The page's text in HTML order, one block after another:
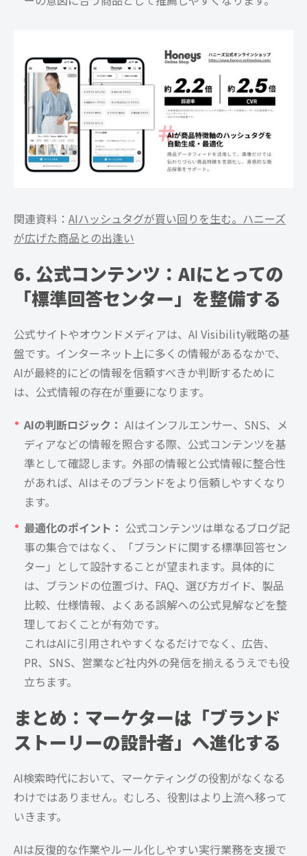
関連資料： AIハッシュタグが買い回りを生む。ハニーズ
が広げた商品との出逢い
6. 公式コンテンツ：AIにとっての
「標準回答センター」を整備する
公式サイトやオウンドメディアは、AI Visibility戦略の基
盤です。インターネット上に多くの情報があるなかで、
AIが最終的にどの情報を信頼すべきか判断するために
は、公式情報の存在が重要になります。
AIの判断ロジック： AIはインフルエンサー、SNS、メ
ディアなどの情報を照合する際、公式コンテンツを基
準として確認します。外部の情報と公式情報に整合性
があれば、AIはそのブランドをより信頼しやすくなり
ます。
最適化のポイント： 公式コンテンツは単なるブログ記
事の集合ではなく、「ブランドに関する標準回答セン
ター」として設計することが望まれます。具体的に
は、ブランドの位置づけ、FAQ、選び方ガイド、製品
比較、仕様情報、よくある誤解への公式見解などを整
理しておくことが有効です。
これはAIに引用されやすくなるだけでなく、広告、
PR、SNS、営業など社内外の発信を揃えるうえでも役
立ちます。
まとめ：マーケターは「ブランド
ストーリーの設計者」へ進化する
AI検索時代において、マーケティングの役割がなくなる
わけではありません。むしろ、役割はより上流へ移って
いきます。
AIは反復的な作業やルール化しやすい実行業務を支援で